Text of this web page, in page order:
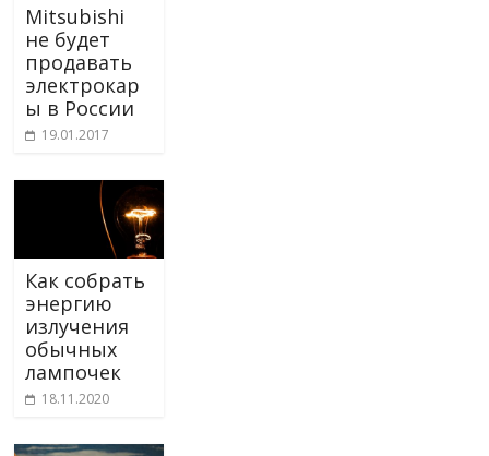
Mitsubishi
не будет
продавать
электрокар
ы в России
19.01.2017
Как собрать
энергию
излучения
обычных
лампочек
18.11.2020